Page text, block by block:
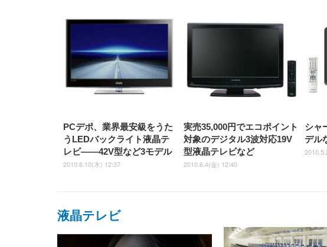
子 テレワーク 疲れない 跳ね
椅子 360度回転 座面昇降 強化
ナイロン樹脂ベース 通気性メ
ッシュ 在宅ワーク H-
WY01(黒網+黒枠+黒足)
￥5,699
／デスクチェア メッシュチェ
ア 人間工学 疲れない ブラッ
チェア 強化バックレ
度ロッキング機能 人
式アームレスト 3Dヘ
ト ハンガー付き 高反
ョン PCチェア 通気性
ュ ゲーミング/勉強/
しゃれ パソコンチェ
EV3240X-WT | 31.5型4K
EV2740X-WT | 27.0型4K
ク付き（CFI-ZDM1J）
￥49,979
ーツ 薄型 レギュラー 1回使い
￥3,373
ーツ 厚型 ワイド 42枚x2袋(84
枚) ホワイト(吸収面:ライトブ
￥1,800
PCデポ、業界最安級をうた
うLEDバックライト液晶テ
レビ――42V型など3モデル
2010.6.10(木) 12:37
実売35,000円でエコポイント
対象のデジタル3波対応19V
型液晶テレビなど
2010.6.4(金) 12:40
シャ
デル
液晶テレビ